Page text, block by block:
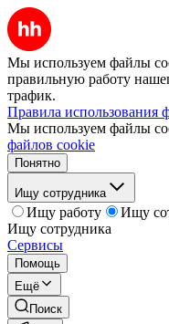
Мы используем файлы
правильную работу
трафик.
Правила использования
Мы используем файлы
файлов cookie
Понятно
Ищу сотрудника
Ищу работу
Ищу
Ищу сотрудника
Сервисы
Помощь
Ещё
Поиск